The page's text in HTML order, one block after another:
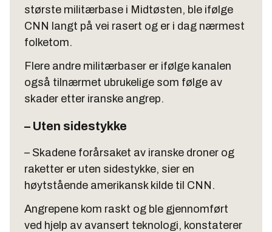
største militærbase i Midtøsten, ble ifølge
CNN langt på vei rasert og er i dag nærmest
folketom.
Flere andre militærbaser er ifølge kanalen
også tilnærmet ubrukelige som følge av
skader etter iranske angrep.
– Uten sidestykke
– Skadene forårsaket av iranske droner og
raketter er uten sidestykke, sier en
høytstående amerikansk kilde til CNN.
Angrepene kom raskt og ble gjennomført
ved hjelp av avansert teknologi, konstaterer